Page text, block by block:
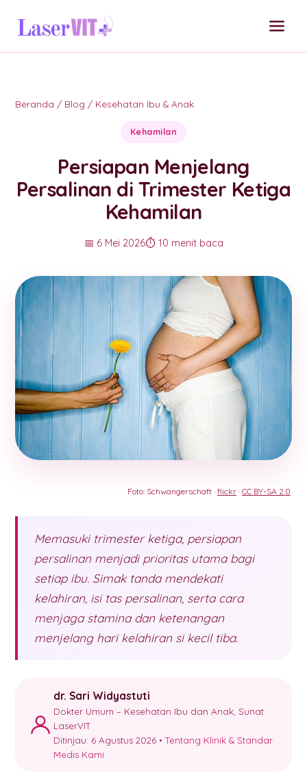
Beranda / Blog / Kesehatan Ibu & Anak
Kehamilan
Persiapan Menjelang
Persalinan di Trimester Ketiga
Kehamilan
📅 6 Mei 2026⏱️ 10 menit baca
Foto: Schwangerschaft · flickr · CC BY-SA 2.0
Memasuki trimester ketiga, persiapan
persalinan menjadi prioritas utama bagi
setiap ibu. Simak tanda mendekati
kelahiran, isi tas persalinan, serta cara
menjaga stamina dan ketenangan
menjelang hari kelahiran si kecil tiba.
dr. Sari Widyastuti
Dokter Umum – Kesehatan Ibu dan Anak, Sunat
LaserVIT
Ditinjau: 6 Agustus 2026 •Tentang Klinik & Standar
Medis Kami